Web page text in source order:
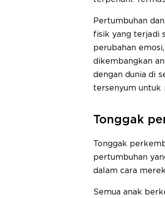
Pertumbuhan
fisik yang terjadi
perubahan
dikembangkan
dengan dunia di
tersenyum untuk
Tonggak
Tonggak
pertumbuhan
dalam cara
Semua anak